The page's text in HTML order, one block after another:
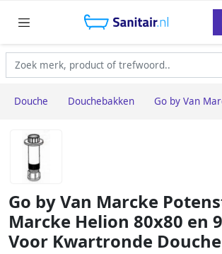
Douche Douchebakken Go by Van
Go by Van Marcke
Marcke Helion 80x80 en
Voor Kwartronde